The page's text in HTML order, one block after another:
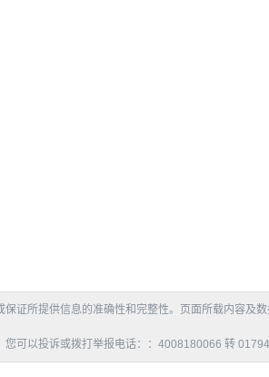
证所提供信息的准确性和完整性。页面所载内容
可以投诉或拨打举报电话：：4008180066 转